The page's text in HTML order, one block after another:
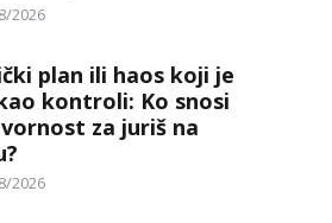
2026
plan ili haos koji je
kontroli: Ko snosi
za juriš na
2026